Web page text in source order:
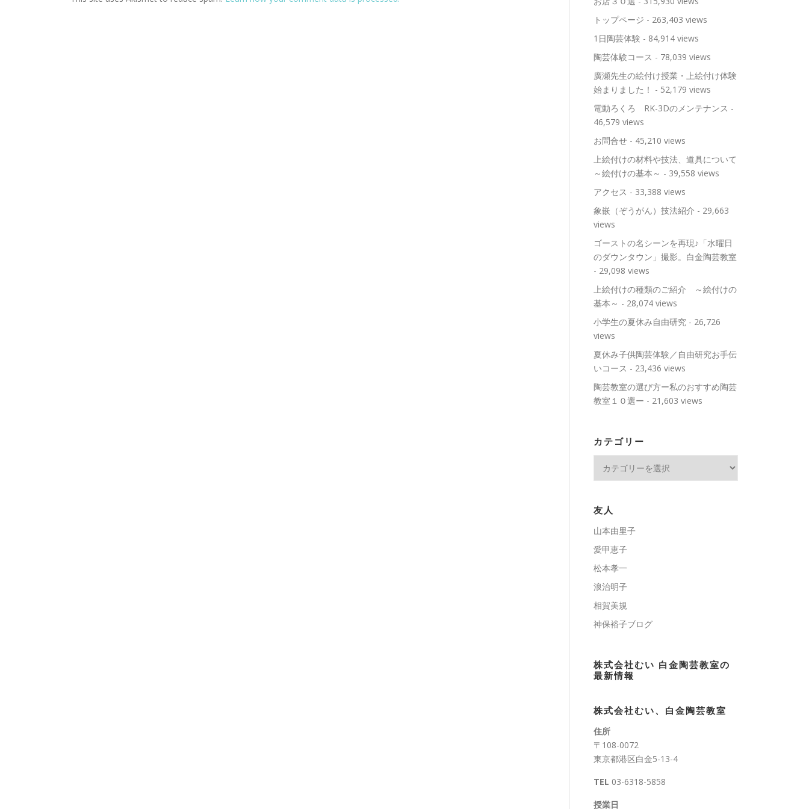
トップページ - 263,403 views
1日陶芸体験 - 84,914 views
陶芸体験コース - 78,039 views
廣瀬先生の絵付け授業・上絵付け体験
始まりました！ - 52,179 views
電動ろくろ RK-3Dのメンテナンス -
46,579 views
お問合せ - 45,210 views
上絵付けの材料や技法、道具について
～絵付けの基本～ - 39,558 views
アクセス - 33,388 views
象嵌（ぞうがん）技法紹介 - 29,663
views
ゴーストの名シーンを再現♪「水曜日
のダウンタウン」撮影。白金陶芸教室
- 29,098 views
上絵付けの種類のご紹介 ～絵付けの
基本～ - 28,074 views
小学生の夏休み自由研究 - 26,726
views
夏休み子供陶芸体験／自由研究お手伝
いコース - 23,436 views
陶芸教室の選び方ー私のおすすめ陶芸
教室１０選ー - 21,603 views
カテゴリー
リ
ー
友人
山本由里子
愛甲恵子
松本孝一
浪治明子
相賀美規
神保裕子ブログ
株式会社むい 白金陶芸教室の
最新情報
株式会社むい、白金陶芸教室
住所
〒108-0072
東京都港区白金5-13-4
TEL 03-6318-5858
授業日